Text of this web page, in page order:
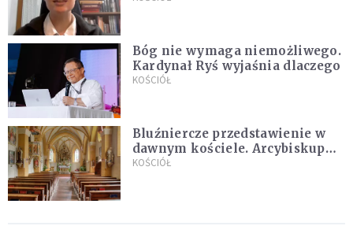
Bóg nie wymaga niemożliwego.
Kardynał Ryś wyjaśnia dlaczego
KOŚCIÓŁ
Bluźniercze przedstawienie w
dawnym kościele. Arcybiskup
stanowczo reaguje
KOŚCIÓŁ